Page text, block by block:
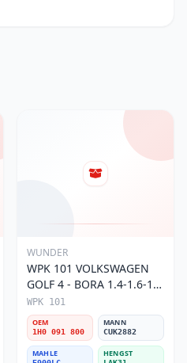
WUNDER
WPK 101 VOLKSWAGEN
GOLF 4 - BORA 1.4-1.6-1.8
POLO III KARBONLU 1H0
091 800 Polen Filtresi
WPK 101
OEM
1H0 091 800
MANN
CUK2882
MAHLE HENGST